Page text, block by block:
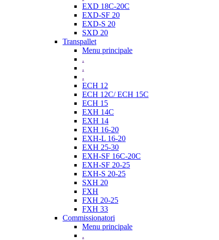
EXD 18C-20C
EXD-SF 20
EXD-S 20
SXD 20
Transpallet
Menu principale
.
.
.
ECH 12
ECH 12C/ ECH 15C
ECH 15
EXH 14C
EXH 14
EXH 16-20
EXH-L 16-20
EXH 25-30
EXH-SF 16C-20C
EXH-SF 20-25
EXH-S 20-25
SXH 20
FXH
FXH 20-25
FXH 33
Commissionatori
Menu principale
.